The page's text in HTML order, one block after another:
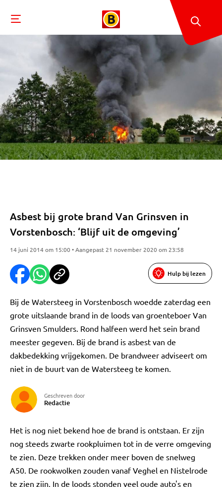
Asbest bij grote brand Van Grinsven in
Vorstenbosch: ‘Blijf uit de omgeving’
14 juni 2014 om 15:00 • Aangepast 21 november 2020 om 23:58
Hulp bij lezen
Bij de Watersteeg in Vorstenbosch woedde zaterdag een
grote uitslaande brand in de loods van groenteboer Van
Grinsven Smulders. Rond halfeen werd het sein brand
meester gegeven. Bij de brand is asbest van de
dakbedekking vrijgekomen. De brandweer adviseert om
niet in de buurt van de Watersteeg te komen.
Geschreven door
Redactie
Het is nog niet bekend hoe de brand is ontstaan. Er zijn
nog steeds zwarte rookpluimen tot in de verre omgeving
te zien. Deze trekken onder meer boven de snelweg
A50. De rookwolken zouden vanaf Veghel en Nistelrode
te zien zijn. In de loods stonden veel oude auto's en